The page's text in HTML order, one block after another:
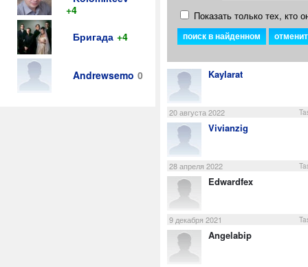
Показать только тех, кто
Kaylarat
20 августа 2022
Vivianzig
28 апреля 2022
Edwardfex
9 декабря 2021
Angelabip
+4
Бригада +4
Andrewsemo 0